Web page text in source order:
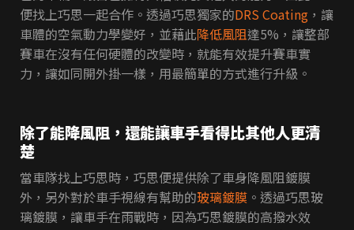
便找上巧思一起合作。透過巧思獨家的DRS Coating ，讓
車體的空氣動力學變好，並藉此降低風阻達5%，讓整部
賽車在沒有任何硬體的改變時，就能有效提升賽車實
力，讓如同開外掛一樣，用最簡單的方式進行升級。
除了能降風阻，還能讓車手看得比其他人更清
楚
當車隊找上巧思時，巧思便提供除了車身降風阻鍍膜
外，另外對於車手視線有幫助的玻璃鍍膜 。透過巧思玻
璃鍍膜，讓車手在雨戰時，因為巧思鍍膜的高撥水效